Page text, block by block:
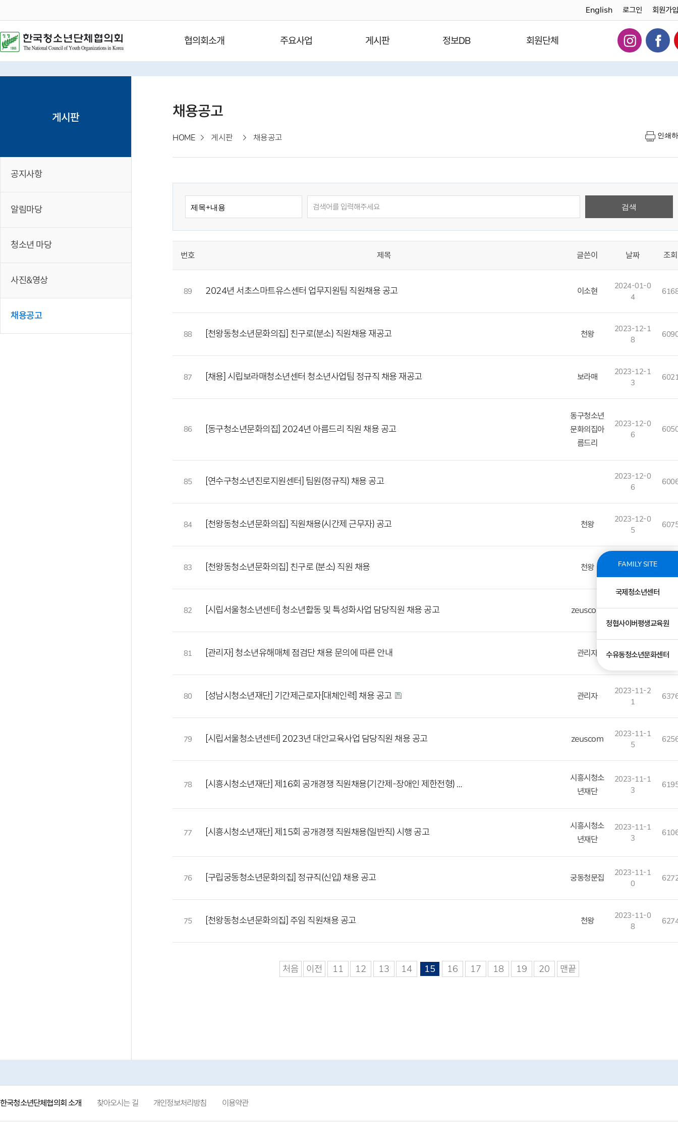
English 로그인 회원가입
협의회소개 주요사업 게시판 정보DB 회원단체
FAMILY SITE
국제청소년센터
청협사이버평생교육원
수유동청소년문화센터
게시판
공지사항
알림마당
청소년 마당
사진&영상
채용공고
채용공고
HOME 게시판 채용공고 인쇄
번호 제목 글쓴이 날짜 조회
89 2024년 서초스마트유스센터 업무지원팀 직원채용 공고 이소현
2024-01-0
4
88 [천왕동청소년문화의집] 친구로(분소) 직원채용 재공고 천왕
2023-12-1
8
87 [채용] 시립보라매청소년센터 청소년사업팀 정규직 채용 재공고 보라매
2023-12-1
3
86 [동구청소년문화의집] 2024년 아름드리 직원 채용 공고
동구청소년
문화의집아
름드리
2023-12-0
6
85 [연수구청소년진로지원센터] 팀원(정규직) 채용 공고
2023-12-0
6
84 [천왕동청소년문화의집] 직원채용(시간제 근무자) 공고 천왕
2023-12-0
5
83 [천왕동청소년문화의집] 친구로 (분소) 직원 채용 천왕
2023-12-0
82 [시립서울청소년센터] 청소년활동 및 특성화사업 담당직원 채용 공고 zeuscom
81 [관리자] 청소년유해매체 점검단 채용 문의에 따른 안내 관리자
4
80 [성남시청소년재단] 기간제근로자[대체인력] 채용 공고 관리자
2023-11-2
1
79 [시립서울청소년센터] 2023년 대안교육사업 담당직원 채용 공고 zeuscom
2023-11-1
5
78 [시흥시청소년재단] 제16회 공개경쟁 직원채용(기간제-장애인 제한전형) …
시흥시청소
년재단
2023-11-1
3
77 [시흥시청소년재단] 제15회 공개경쟁 직원채용(일반직) 시행 공고
시흥시청소
년재단
2023-11-1
3
76 [구립궁동청소년문화의집] 정규직(신입) 채용 공고 궁동청문집
2023-11-1
0
75 [천왕동청소년문화의집] 주임 직원채용 공고 천왕
2023-11-0
8
처음 이전 11 12 13 14 15 16 17 18 19 20 맨끝
한국청소년단체협의회 소개 찾아오시는 길 개인정보처리방침 이용약관